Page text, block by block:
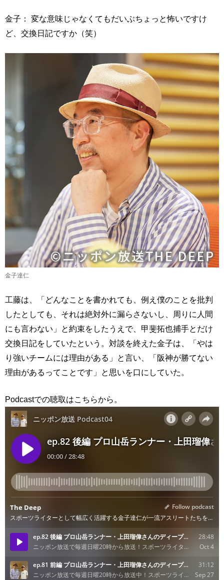
金子： 変な意味じゃなくてもだいぶちょっと怖いですけ
ど、交換日記ですか（笑）
金子達仁
工藤は、「どんなことを書かれても、例え僕のことを批判
したとしても、それは絶対外に漏らさないし、周りに人間
にも言わない」と約束をしたうえで、甲斐拓也捕手とだけ
交換日記をしていたという。対談を終えた金子は、「やは
り強いチームには理由がある」と言い、「阪神が勝てない
理由があるってことです」と思いを口にしていた。
Podcastでの聴取はこちらから。